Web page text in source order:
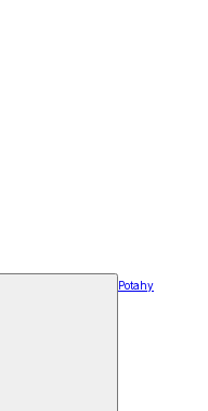
Potahy